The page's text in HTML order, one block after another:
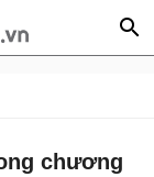
chương